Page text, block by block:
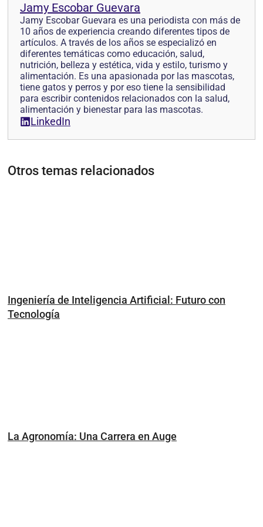
Jamy Escobar Guevara
Jamy Escobar Guevara es una periodista con más de
10 años de experiencia creando diferentes tipos de
artículos. A través de los años se especializó en
diferentes temáticas como educación, salud,
nutrición, belleza y estética, vida y estilo, turismo y
alimentación. Es una apasionada por las mascotas,
tiene gatos y perros y por eso tiene la sensibilidad
para escribir contenidos relacionados con la salud,
alimentación y bienestar para las mascotas.
LinkedIn
Otros temas relacionados
Ingeniería de Inteligencia Artificial: Futuro con
Tecnología
La Agronomía: Una Carrera en Auge